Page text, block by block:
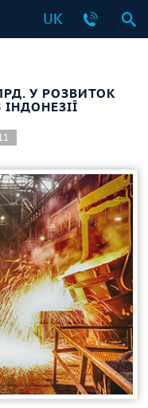
UK
У РОЗВИТОК
ІНДОНЕЗІЇ